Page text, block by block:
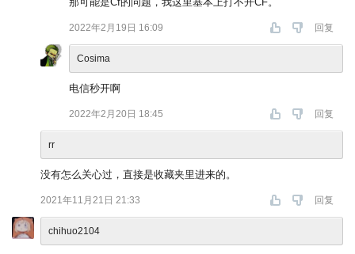
2022年2月19日 16:09 回复
Cosima
电信秒开啊
2022年2月20日 18:45 回复
rr
没有怎么关心过，直接是收藏夹里进来的。
2021年11月21日 21:33 回复
chihuo2104